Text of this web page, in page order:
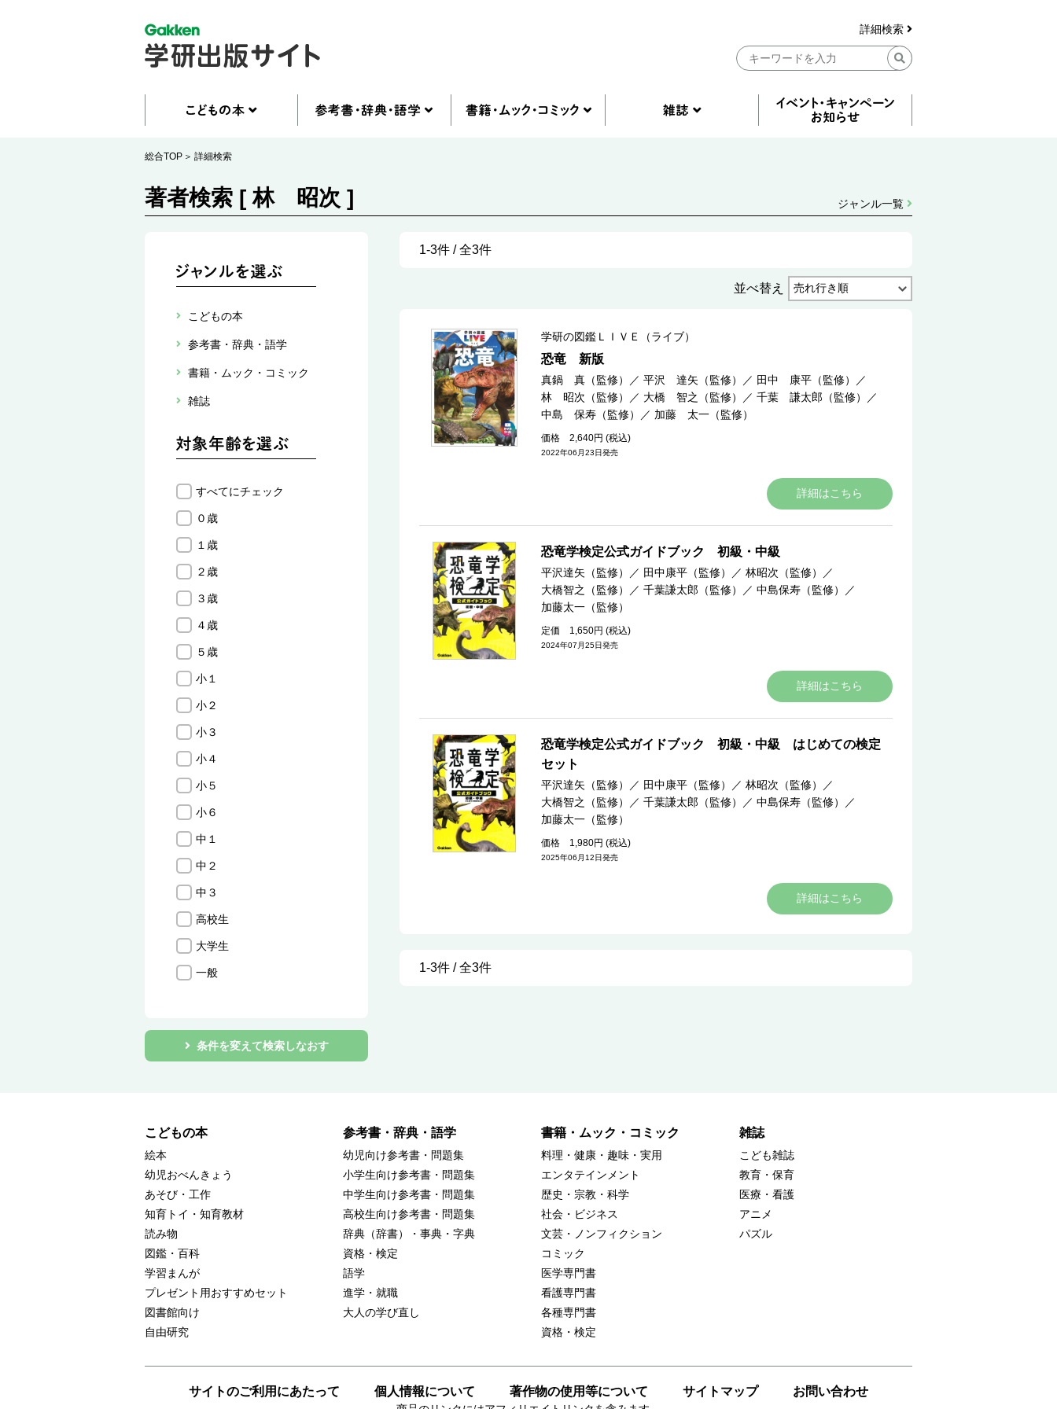
詳細検索
総合TOP 詳細検索
著者検索 [ 林 昭次 ] ジャンル一覧
こどもの本
参考書・辞典・語学
書籍・ムック・コミック
雑誌
すべてにチェック
０歳
１歳
２歳
３歳
４歳
５歳
小１
小２
小３
小４
小５
小６
中１
中２
中３
高校生
大学生
一般
条件を変えて検索しなおす
1-3件 / 全3件
並べ替え
学研の図鑑ＬＩＶＥ（ライブ）
恐竜 新版
真鍋 真（監修） ／ 平沢 達矢（監修） ／ 田中 康平（監修）
／
林 昭次（監修）
／ 大橋 智之（監修） ／ 千葉 謙太郎（監修）
／
中島 保寿（監修）
／ 加藤 太一（監修）
価格 2,640円 (税込)
2022年06月23日発売
詳細はこちら
恐竜学検定公式ガイドブック 初級・中級
平沢達矢（監修） ／ 田中康平（監修） ／ 林昭次（監修）
／
大橋智之（監修）
／ 千葉謙太郎（監修） ／ 中島保寿（監修）
／
加藤太一（監修）
定価 1,650円 (税込)
2024年07月25日発売
詳細はこちら
恐竜学検定公式ガイドブック 初級・中級 はじめての検定
セット
平沢達矢（監修） ／ 田中康平（監修） ／ 林昭次（監修）
／
大橋智之（監修）
／ 千葉謙太郎（監修） ／ 中島保寿（監修）
／
加藤太一（監修）
価格 1,980円 (税込)
2025年06月12日発売
詳細はこちら
1-3件 / 全3件
こどもの本
絵本
幼児おべんきょう
あそび・工作
知育トイ・知育教材
読み物
図鑑・百科
学習まんが
プレゼント用おすすめセット
図書館向け
自由研究
参考書・辞典・語学
幼児向け参考書・問題集
小学生向け参考書・問題集
中学生向け参考書・問題集
高校生向け参考書・問題集
辞典（辞書）・事典・字典
資格・検定
語学
進学・就職
大人の学び直し
書籍・ムック・コミック
料理・健康・趣味・実用
エンタテインメント
歴史・宗教・科学
社会・ビジネス
文芸・ノンフィクション
コミック
医学専門書
看護専門書
各種専門書
資格・検定
雑誌
こども雑誌
教育・保育
医療・看護
アニメ
パズル
サイトのご利用にあたって 個人情報について 著作物の使用等について サイトマップ お問い合わせ